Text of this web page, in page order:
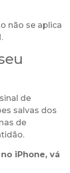
não se aplica
de
salvas dos
de
iPhone, vá